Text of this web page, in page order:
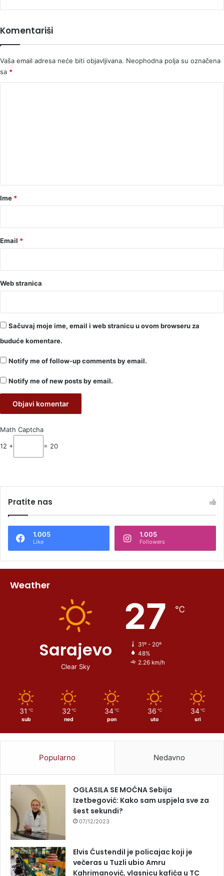
Komentariši
Vaša email adresa neće biti objavljivana. Neophodna polja su označena
sa *
rIme *
Email *
Web stranica
Sačuvaj moje ime, email i web stranicu u ovom browseru za
buduće komentare.
Notify me of follow-up comments by email.
Notify me of new posts by email.
Math Captcha
12 + = 20
Pratite nas
1.005
Like
1.005
Followers
Weather
Sarajevo
Clear Sky
27 ℃
31º - 20º
48%
2.26 km/h
31 ℃
sub
32 ℃
ned
34 ℃
pon
36 ℃
uto
34 ℃
sri
Popularno Nedavno
OGLASILA SE MOĆNA Sebija
Izetbegović: Kako sam uspjela sve za
šest sekundi?
07/12/2023
Elvis Ćustendil je policajac koji je
večeras u Tuzli ubio Amru
Kahrimanović, vlasnicu kafića u TC